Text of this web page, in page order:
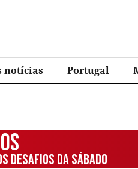
notícias Portugal
DESAFIOS DA SÁBADO